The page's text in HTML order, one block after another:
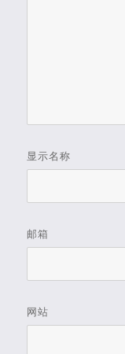
显示名称
邮箱
网站